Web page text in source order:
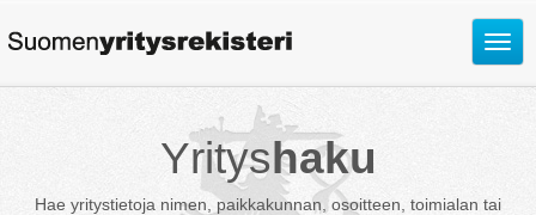
Avaa
Yrityshaku
Hae yritystietoja nimen, paikkakunnan, osoitteen, toimialan tai